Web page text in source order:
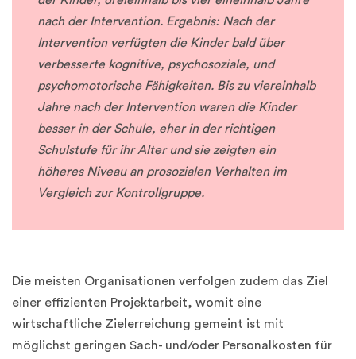
nach der Intervention. Ergebnis: Nach der
Intervention verfügten die Kinder bald über
verbesserte kognitive, psychosoziale, und
psychomotorische Fähigkeiten. Bis zu viereinhalb
Jahre nach der Intervention waren die Kinder
besser in der Schule, eher in der richtigen
Schulstufe für ihr Alter und sie zeigten ein
höheres Niveau an prosozialen Verhalten im
Vergleich zur Kontrollgruppe.
Die meisten Organisationen verfolgen zudem das Ziel
einer effizienten Projektarbeit, womit eine
wirtschaftliche Zielerreichung gemeint ist mit
möglichst geringen Sach- und/oder Personalkosten für